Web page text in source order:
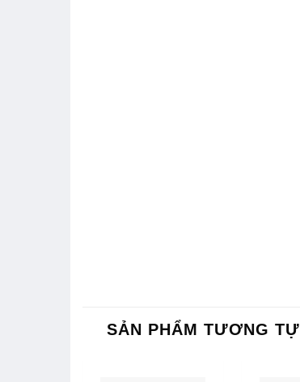
SẢN PHẨM TƯƠNG TỰ